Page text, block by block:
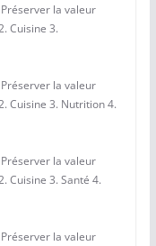
la valeur
Cuisine 3.
la valeur
Cuisine 3. Nutrition 4.
la valeur
Cuisine 3. Santé 4.
la valeur